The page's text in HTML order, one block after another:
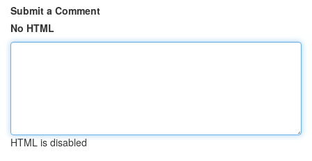
Submit a Comment
No HTML
HTML is disabled